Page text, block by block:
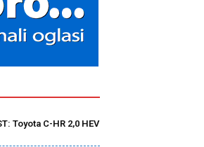
Toyota C-HR 2,0 HEV